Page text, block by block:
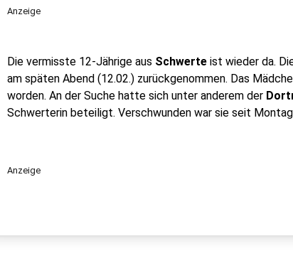
Anzeige
Die vermisste 12-Jährige aus Schwerte ist wieder da.
am späten Abend (12.02.) zurückgenommen. Das
worden. An der Suche hatte sich unter anderem der
Schwerterin beteiligt. Verschwunden war sie seit
Anzeige